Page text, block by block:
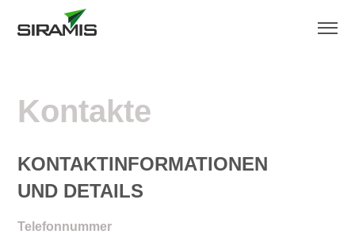
Kontakte
KONTAKTINFORMATIONEN
UND DETAILS
Telefonnummer